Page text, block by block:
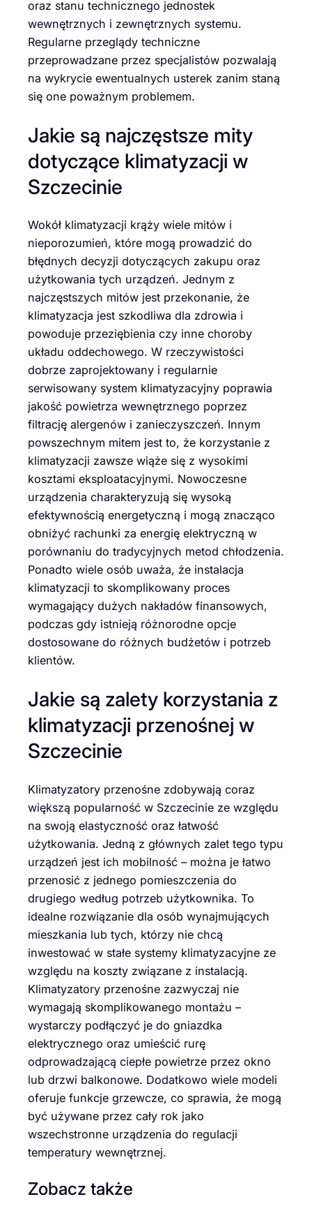
oraz stanu technicznego jednostek
wewnętrznych i zewnętrznych systemu.
Regularne przeglądy techniczne
przeprowadzane przez specjalistów pozwalają
na wykrycie ewentualnych usterek zanim staną
się one poważnym problemem.
Jakie są najczęstsze mity
dotyczące klimatyzacji w
Szczecinie
Wokół klimatyzacji krąży wiele mitów i
nieporozumień, które mogą prowadzić do
błędnych decyzji dotyczących zakupu oraz
użytkowania tych urządzeń. Jednym z
najczęstszych mitów jest przekonanie, że
klimatyzacja jest szkodliwa dla zdrowia i
powoduje przeziębienia czy inne choroby
układu oddechowego. W rzeczywistości
dobrze zaprojektowany i regularnie
serwisowany system klimatyzacyjny poprawia
jakość powietrza wewnętrznego poprzez
filtrację alergenów i zanieczyszczeń. Innym
powszechnym mitem jest to, że korzystanie z
klimatyzacji zawsze wiąże się z wysokimi
kosztami eksploatacyjnymi. Nowoczesne
urządzenia charakteryzują się wysoką
efektywnością energetyczną i mogą znacząco
obniżyć rachunki za energię elektryczną w
porównaniu do tradycyjnych metod chłodzenia.
Ponadto wiele osób uważa, że instalacja
klimatyzacji to skomplikowany proces
wymagający dużych nakładów finansowych,
podczas gdy istnieją różnorodne opcje
dostosowane do różnych budżetów i potrzeb
klientów.
Jakie są zalety korzystania z
klimatyzacji przenośnej w
Szczecinie
Klimatyzatory przenośne zdobywają coraz
większą popularność w Szczecinie ze względu
na swoją elastyczność oraz łatwość
użytkowania. Jedną z głównych zalet tego typu
urządzeń jest ich mobilność – można je łatwo
przenosić z jednego pomieszczenia do
drugiego według potrzeb użytkownika. To
idealne rozwiązanie dla osób wynajmujących
mieszkania lub tych, którzy nie chcą
inwestować w stałe systemy klimatyzacyjne ze
względu na koszty związane z instalacją.
Klimatyzatory przenośne zazwyczaj nie
wymagają skomplikowanego montażu –
wystarczy podłączyć je do gniazdka
elektrycznego oraz umieścić rurę
odprowadzającą ciepłe powietrze przez okno
lub drzwi balkonowe. Dodatkowo wiele modeli
oferuje funkcje grzewcze, co sprawia, że mogą
być używane przez cały rok jako
wszechstronne urządzenia do regulacji
temperatury wewnętrznej.
Zobacz także